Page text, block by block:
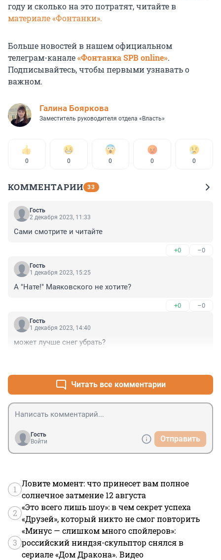
году и сколько на это потратят, читайте в
материале «Фонтанки».
Больше новостей в нашем официальном
телеграм-канале«Фонтанка SPB online».
Подписывайтесь, чтобы первыми узнавать о
важном.
Галина Бояркова
Заместитель руководителя отдела «Власть»
0 0 0 0 0
КОММЕНТАРИИ 33
Гость
2 декабря 2023, 11:33
Сами смотрите и читайте
+0 –0
Гость
1 декабря 2023, 15:25
А "Нате!" Маяковского не хотите?
+0 –0
Гость
1 декабря 2023, 14:40
может лучше снег убрать?
Читать все комментарии
Гость
Войти
Отправить
1
Ловите момент: что принесет вам полное
солнечное затмение 12 августа
2
«Это всего лишь шоу»: в чем секрет успеха
«Друзей», который никто не смог повторить
3
«Минус — слишком много спойлеров»:
российский ниндзя-скульптор снялся в
сериале «Дом Дракона». Видео